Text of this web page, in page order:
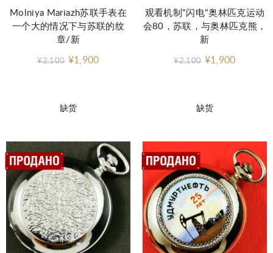
缺货
Molniya Mariazh苏联手表在
一个大的情况下与苏联的纹
章/新
¥2,100 ¥1,900
缺货
观看机制"闪电"奥林匹克运动
会80，苏联，与奥林匹克熊，
新
¥2,100 ¥1,900